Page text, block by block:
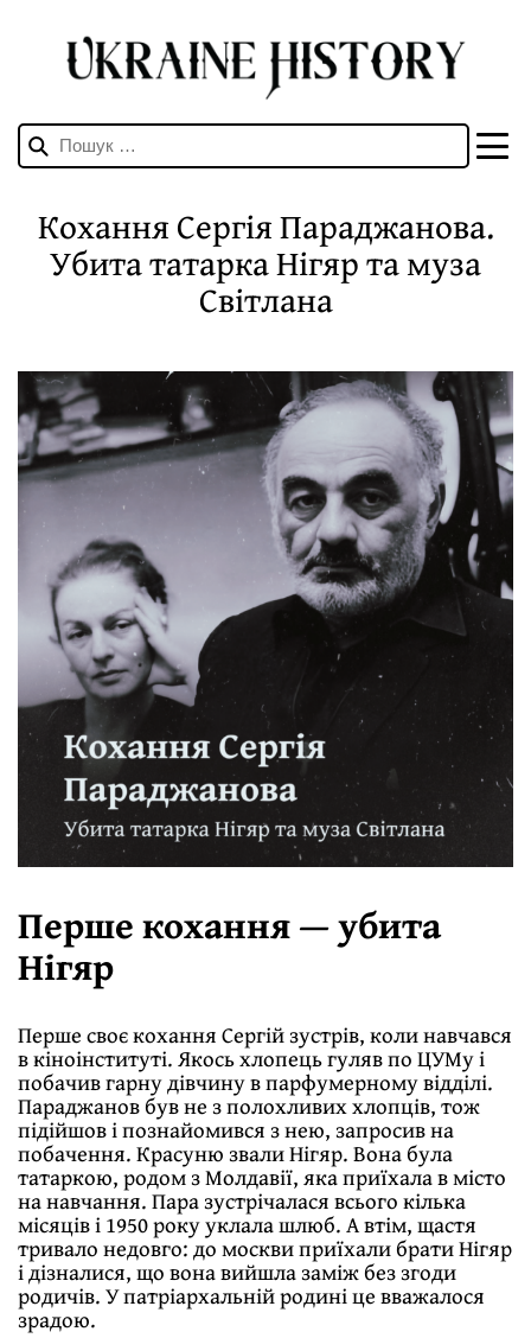
Пошук:
Кохання Сергія Параджанова.
Убита татарка Нігяр та муза
Світлана
Перше кохання — убита
Нігяр
Перше своє кохання Сергій зустрів, коли навчався
в кіноінституті. Якось хлопець гуляв по ЦУМу і
побачив гарну дівчину в парфумерному відділі.
Параджанов був не з полохливих хлопців, тож
підійшов і познайомився з нею, запросив на
побачення. Красуню звали Нігяр. Вона була
татаркою, родом з Молдавії, яка приїхала в місто
на навчання. Пара зустрічалася всього кілька
місяців і 1950 року уклала шлюб. А втім, щастя
тривало недовго: до москви приїхали брати Нігяр
і дізналися, що вона вийшла заміж без згоди
родичів. У патріархальній родині це вважалося
зрадою.